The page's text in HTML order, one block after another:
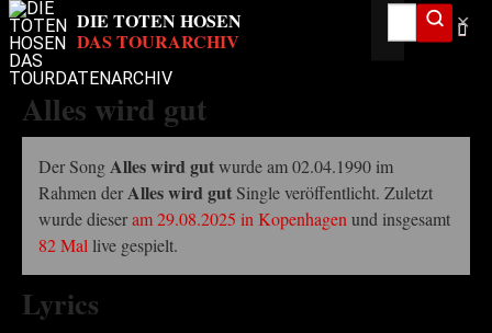
✕
Alles wird gut
Der SongAlles wird gutwurde am 02.04.1990 im
Rahmen derAlles wird gutSingle veröffentlicht. Zuletzt
wurde dieseram 29.08.2025 in Kopenhagen und insgesamt
82 Mal live gespielt.
Lyrics